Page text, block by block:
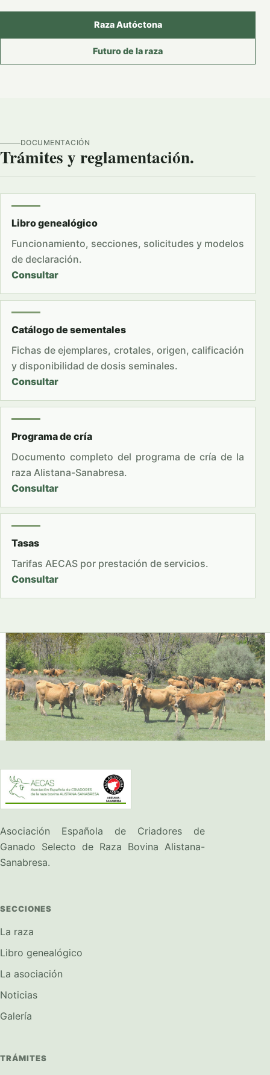
Raza Autóctona
Futuro de la raza
DOCUMENTACIÓN
Trámites y reglamentación.
Libro genealógico
Funcionamiento, secciones, solicitudes y modelos
de declaración.
Consultar
Catálogo de sementales
Fichas de ejemplares, crotales, origen, calificación
y disponibilidad de dosis seminales.
Consultar
Programa de cría
Documento completo del programa de cría de la
raza Alistana-Sanabresa.
Consultar
Tasas
Tarifas AECAS por prestación de servicios.
Consultar
Asociación Española de Criadores de
Ganado Selecto de Raza Bovina Alistana-
Sanabresa.
SECCIONES
La raza
Libro genealógico
La asociación
Noticias
Galería
TRÁMITES